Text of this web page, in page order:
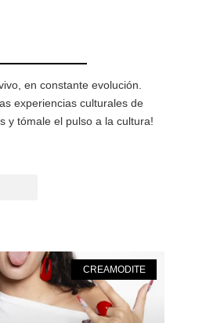
en constante evolución.
experiencias culturales de
y tómale el pulso a la cultura!
CREAMODITE